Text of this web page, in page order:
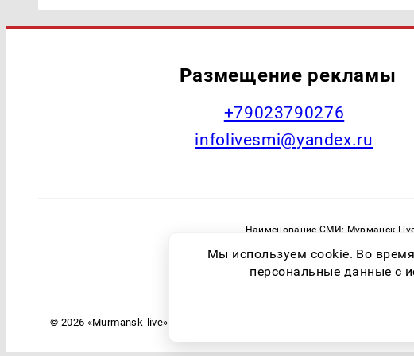
Размещение рекламы
+79023790276
infolivesmi@yandex.ru
Наименование СМИ: Мурманск
Зарегистрировавший орган: Федеральная
© 2026 «Murmansk-live» | Все права защищены
Мы используем cookie. Во
персональные данные с